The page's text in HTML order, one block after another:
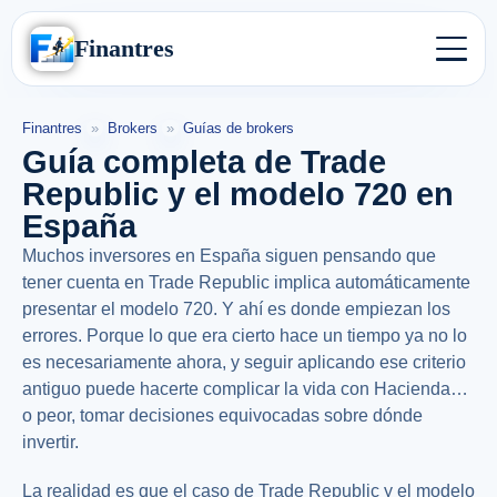
Finantres
Finantres » Brokers » Guías de brokers
Guía completa de Trade
Republic y el modelo 720 en
España
Muchos inversores en España siguen pensando que
tener cuenta en Trade Republic implica automáticamente
presentar el modelo 720. Y ahí es donde empiezan los
errores. Porque lo que era cierto hace un tiempo ya no lo
es necesariamente ahora, y seguir aplicando ese criterio
antiguo puede hacerte complicar la vida con Hacienda…
o peor, tomar decisiones equivocadas sobre dónde
invertir.
La realidad es que el caso de Trade Republic y el modelo